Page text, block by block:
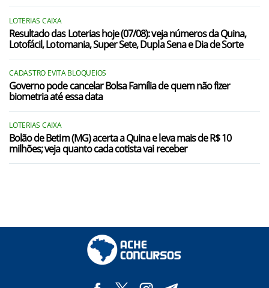
LOTERIAS CAIXA
Resultado das Loterias hoje (07/08): veja números da Quina,
Lotofácil, Lotomania, Super Sete, Dupla Sena e Dia de Sorte
CADASTRO EVITA BLOQUEIOS
Governo pode cancelar Bolsa Família de quem não fizer
biometria até essa data
LOTERIAS CAIXA
Bolão de Betim (MG) acerta a Quina e leva mais de R$ 10
milhões; veja quanto cada cotista vai receber